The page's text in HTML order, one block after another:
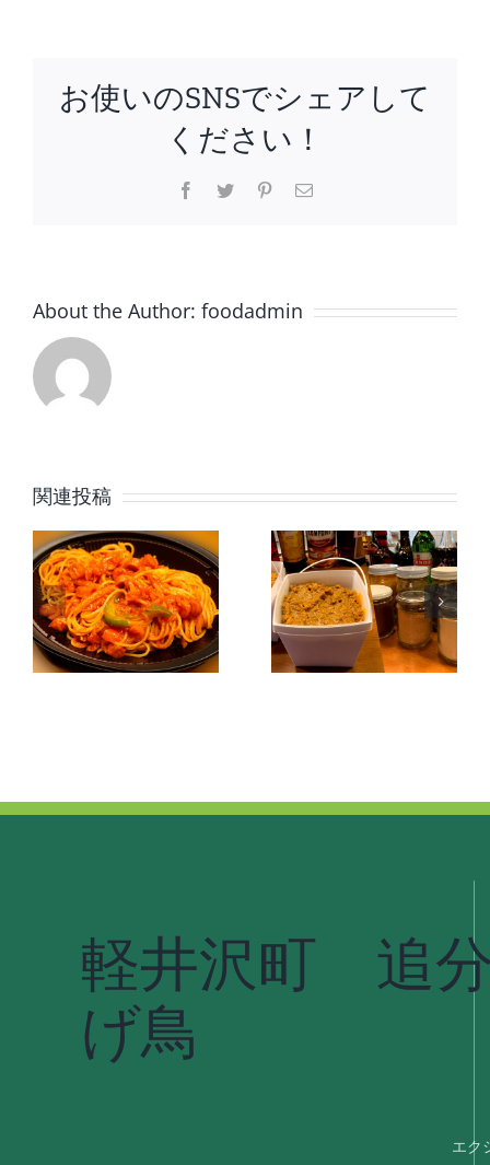
お使いのSNSでシェアして
ください！
Facebook
Twitter Pinterest
電
About the Author: foodadmin
関連投稿
キーマカ
レー
照焼チキ
ン弁当
軽井沢町 追
げ鳥
エク